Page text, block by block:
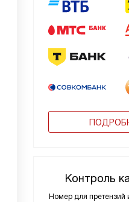
Контроль
Номер для претензий